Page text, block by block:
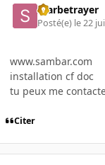
Starbetrayer
Posté(e) le 22
www.sambar.com
installation cf doc
tu peux me
Citer